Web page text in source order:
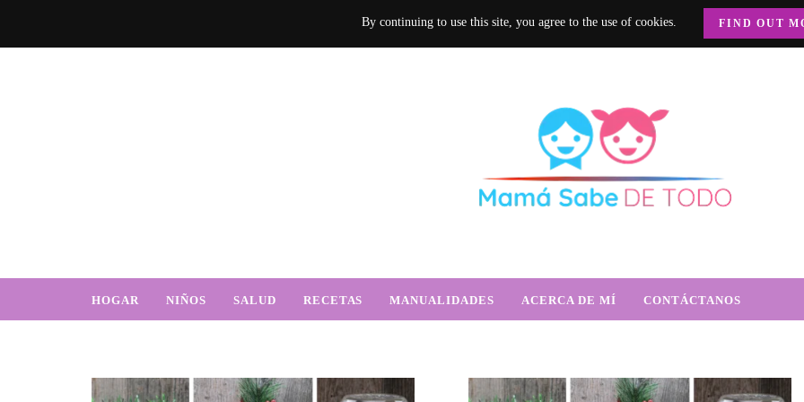
By continuing to use this site, you agree to the use of cookies. FIND OUT
Mamá Sabe de Todo
HOGAR NIÑOS SALUD RECETAS MANUALIDADES ACERCA DE MÍ CONTÁCTANOS